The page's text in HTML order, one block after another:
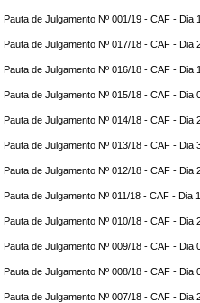
Pauta de Julgamento Nº 001/19 - CAF - Dia
Pauta de Julgamento Nº 017/18 - CAF - Dia
Pauta de Julgamento Nº 016/18 - CAF - Dia
Pauta de Julgamento Nº 015/18 - CAF - Dia
Pauta de Julgamento Nº 014/18 - CAF - Dia
Pauta de Julgamento Nº 013/18 - CAF - Dia
Pauta de Julgamento Nº 012/18 - CAF - Dia
Pauta de Julgamento Nº 011/18 - CAF - Dia
Pauta de Julgamento Nº 010/18 - CAF - Dia
Pauta de Julgamento Nº 009/18 - CAF - Dia
Pauta de Julgamento Nº 008/18 - CAF - Dia
Pauta de Julgamento Nº 007/18 - CAF - Dia